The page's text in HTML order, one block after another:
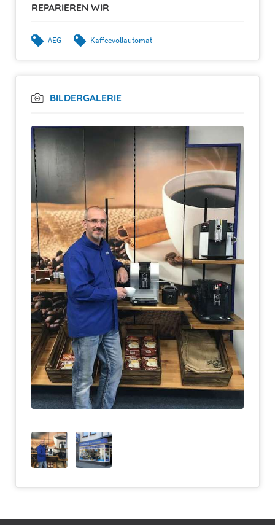
REPARIEREN WIR
AEG Kaffeevollautomat
BILDERGALERIE